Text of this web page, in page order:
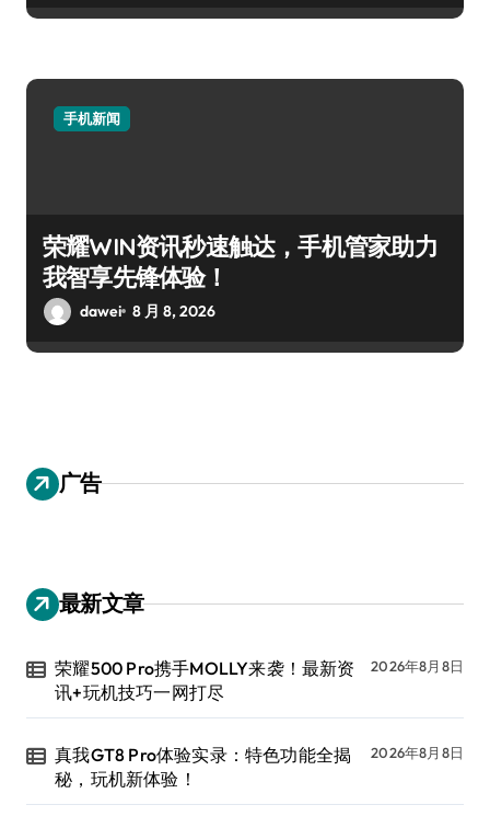
手机新闻
荣耀WIN资讯秒速触达，手机管家助力
我智享先锋体验！
dawei 8 月 8, 2026
广告
最新文章
荣耀500 Pro携手MOLLY来袭！最新资
讯+玩机技巧一网打尽
2026年8月8日
真我GT8 Pro体验实录：特色功能全揭
秘，玩机新体验！
2026年8月8日